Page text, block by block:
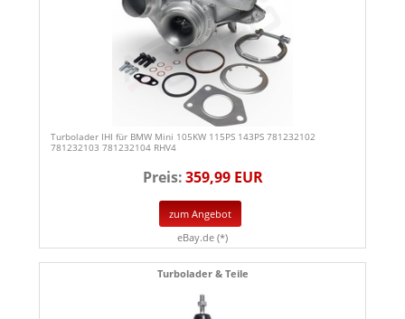
Turbolader IHI für BMW Mini 105KW 115PS 143PS 781232102
781232103 781232104 RHV4
Preis:359,99 EUR
zum Angebot
eBay.de (*)
Turbolader & Teile